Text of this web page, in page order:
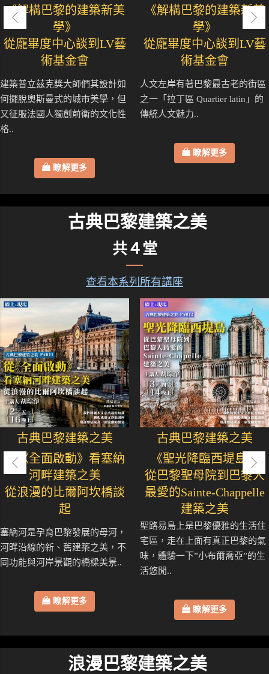
《解構巴黎的建築新美
學》
從龐畢度中心談到LV藝
術基金會
建築普立茲克獎大師們其設計如
何擺脫奧斯曼式的城市美學，但
又征服法國人獨創前衛的文化性
格..
瞭解更多
《解構巴黎的建築新美
學》
從龐畢度中心談到LV藝
術基金會
人文左岸有著巴黎最古老的街區
之一「拉丁區 Quartier latin」的
傳統人文魅力..
瞭解更多
古典巴黎建築之美
共４堂
查看本系列所有講座
古典巴黎建築之美
從《全面啟動》看塞納
河畔建築之美
從浪漫的比爾阿坎橋談
起
塞納河是孕育巴黎發展的母河，
河畔沿線的新、舊建築之美，不
同功能與河岸景觀的橋樑美景..
瞭解更多
古典巴黎建築之美
《聖光降臨西堤島》
從巴黎聖母院到巴黎人
最愛的Sainte-Chappelle
建築之美
聖路易島上是巴黎優雅的生活住
宅區，走在上面有真正巴黎的氣
味，體驗一下”小布爾喬亞”的生
活悠閒..
瞭解更多
浪漫巴黎建築之美